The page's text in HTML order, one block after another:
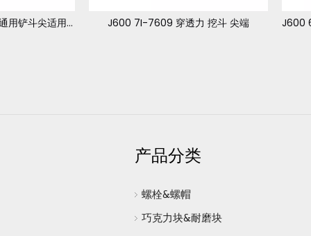
J600 6I6602 6I-6602 通用铲斗尖适用于 卡特 365 J600 7I-7609 穿透力 挖斗 尖端
产品分类
螺栓&螺帽
巧克力块&耐磨块